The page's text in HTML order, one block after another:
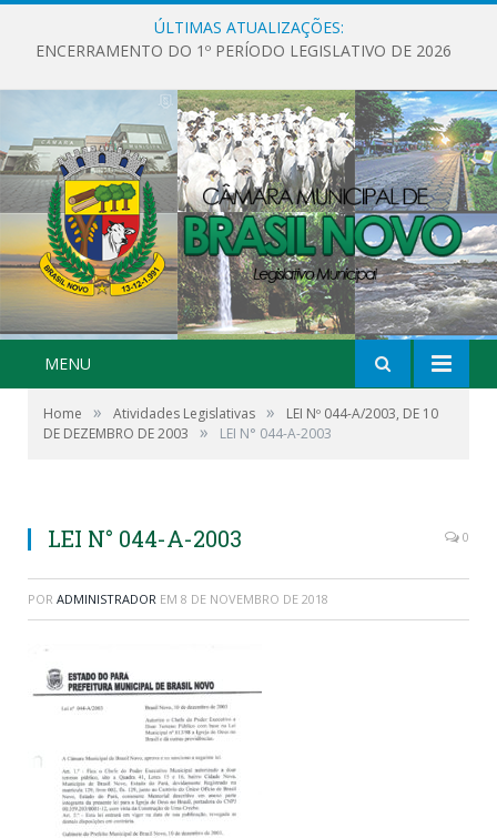
ÚLTIMAS ATUALIZAÇÕES:
ENCERRAMENTO DO 1º PERÍODO LEGISLATIVO DE 2026
MENU
Home » Atividades Legislativas »
LEI Nº 044-A/2003, DE 10
DE DEZEMBRO DE 2003
» LEI N° 044-A-2003
LEI N° 044-A-2003 0
POR ADMINISTRADOR EM 8 DE NOVEMBRO DE 2018